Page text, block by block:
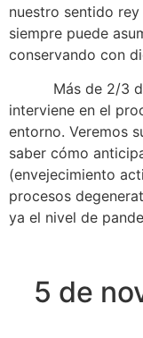
nuestro sentido
siempre puede
conservando con
Más de 2/3 de
interviene en el
entorno. Veremos
saber cómo
(envejecimiento
procesos
ya el nivel de
5 de